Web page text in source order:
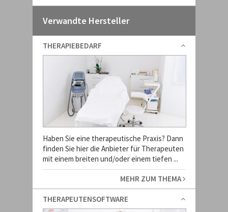
Verwandte Hersteller
THERAPIEBEDARF
Haben Sie eine therapeutische Praxis? Dann
finden Sie hier die Anbieter für Therapeuten
mit einem breiten und/oder einem tiefen ...
MEHR ZUM THEMA
THERAPEUTENSOFTWARE